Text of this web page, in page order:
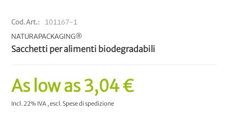
Cod.Art.
101167-1
NATURAPACKAGING®
Sacchetti per alimenti biodegradabili
As low as3,04 €
Incl. 22% IVA ,escl.Spese di spedizione